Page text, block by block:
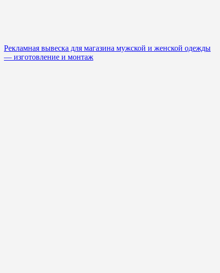
Рекламная вывеска для магазина мужской и женской одежды
— изготовление и монтаж